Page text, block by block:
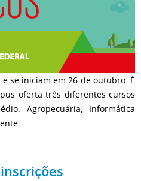
se iniciam em 26 de outubro. É
oferta três diferentes cursos
Agropecuária, Informática